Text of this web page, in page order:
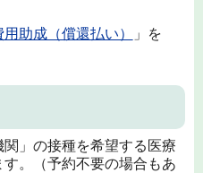
助成（償還払い）
」を
関」の接種を希望する医療
。（予約不要の場合もあ